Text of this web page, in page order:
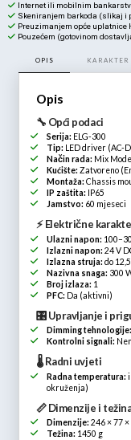
Internet ili mobilnim
Skeniranjem barkoda (slikaj i
Preuzimanjem opće uplatnice
Pouzećem (gotovinom
OPIS
Opis
🔧 Opći podaci
Serija: ELG-300
Tip: LED driver (AC-
Način rada: Mix
Kućište: Zatvoreno
Montaža: Chassis
IP zaštita: IP65
Jamstvo: 60 mjeseci
⚡ Električne
Ulazni napon:
Izlazni napon: 24 V
Izlazna struja: do
Nazivna snaga: 300
Broj izlaza: 1
PFC: Da (aktivni)
🎛️ Upravljanje i
Dimming tehnologije:
Kontrolni signali:
🌡️ Radni uvjeti
Radna temperatura:
okruženja)
📏 Dimenzije i
Dimenzije: 246 × 77 ×
Težina: 1450 g